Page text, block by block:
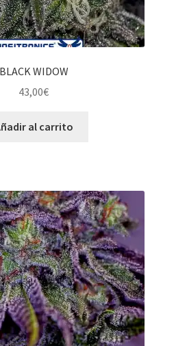
BLACK WIDOW
43,00€
al carrito